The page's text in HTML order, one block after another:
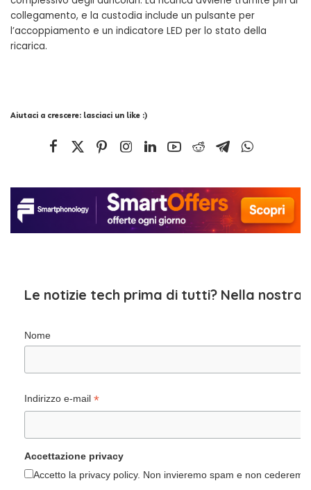
collegamento, e la custodia include un pulsante per
l’accoppiamento e un indicatore LED per lo stato della
ricarica.
Aiutaci a crescere: lasciaci un like :)
Le notizie tech prima di tutti? Nella nostra
Nome
Indirizzo e-mail *
Accettazione privacy
Accetto la privacy policy. Non invieremo spam e non